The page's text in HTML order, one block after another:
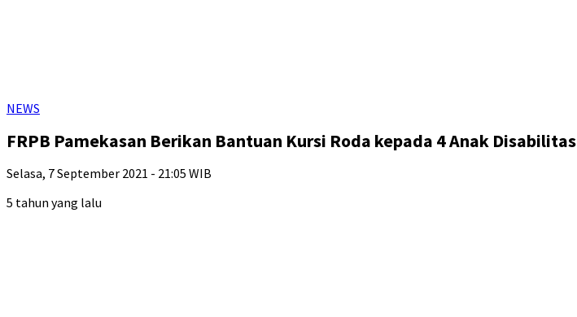
NEWS
FRPB Pamekasan Berikan Bantuan Kursi Roda kepada 4 Anak Disabilitas
Selasa, 7 September 2021 - 21:05 WIB
5 tahun yang lalu